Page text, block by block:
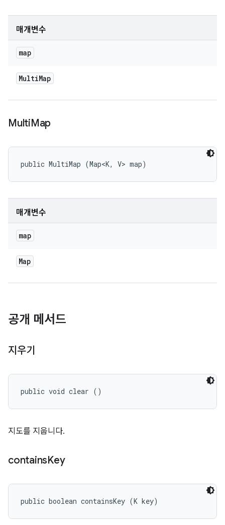
매개변수
map
MultiMap
MultiMap
public MultiMap (Map<K, V> map)
매개변수
map
Map
공개 메서드
지우기
public void clear ()
지도를 지웁니다.
containsKey
public boolean containsKey (K key)